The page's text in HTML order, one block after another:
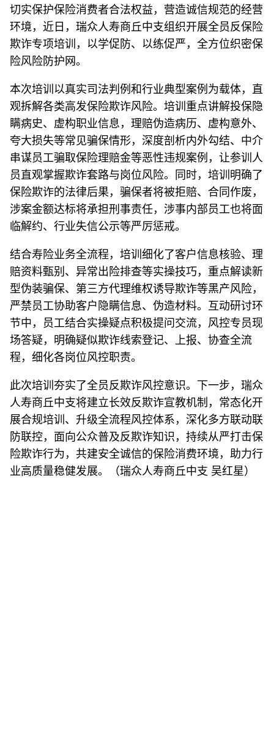
切实保护保险消费者合法权益，营造诚信规范的经营
环境，近日，瑞众人寿商丘中支组织开展全员反保险
欺诈专项培训，以学促防、以练促严，全方位织密保
险风险防护网。
本次培训以真实司法判例和行业典型案例为载体，直
观拆解各类高发保险欺诈风险。培训重点讲解投保隐
瞒病史、虚构职业信息，理赔伪造病历、虚构意外、
夸大损失等常见骗保情形，深度剖析内外勾结、中介
串谋员工骗取保险理赔金等恶性违规案例，让参训人
员直观掌握欺诈套路与岗位风险。同时，培训明确了
保险欺诈的法律后果，骗保者将被拒赔、合同作废，
涉案金额达标将承担刑事责任，涉事内部员工也将面
临解约、行业失信公示等严厉惩戒。
结合寿险业务全流程，培训细化了客户信息核验、理
赔资料甄别、异常出险排查等实操技巧，重点解读新
型伪装骗保、第三方代理维权诱导欺诈等黑产风险，
严禁员工协助客户隐瞒信息、伪造材料。互动研讨环
节中，员工结合实操疑点积极提问交流，风控专员现
场答疑，明确疑似欺诈线索登记、上报、协查全流
程，细化各岗位风控职责。
此次培训夯实了全员反欺诈风控意识。下一步，瑞众
人寿商丘中支将建立长效反欺诈宣教机制，常态化开
展合规培训、升级全流程风控体系，深化多方联动联
防联控，面向公众普及反欺诈知识，持续从严打击保
险欺诈行为，共建安全诚信的保险消费环境，助力行
业高质量稳健发展。（瑞众人寿商丘中支 吴红星 ）